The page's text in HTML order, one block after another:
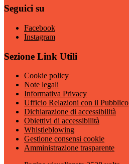
Seguici su
Facebook
Instagram
Sezione Link Utili
Cookie policy
Note legali
Informativa Privacy
Ufficio Relazioni con il Pubblico
Dichiarazione di accessibilità
Obiettivi di accessibilità
Whistleblowing
Gestione consensi cookie
Amministrazione trasparente